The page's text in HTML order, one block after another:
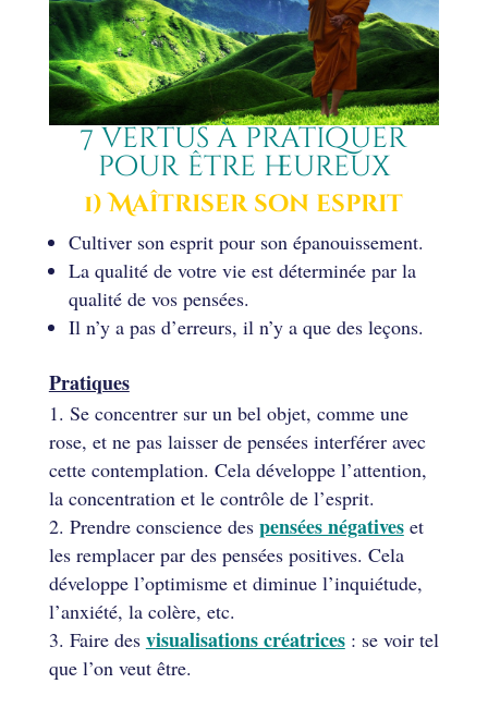
7 vertus à pratiquer
pour être heureux
1) Maîtriser son esprit
Cultiver son esprit pour son épanouissement.
La qualité de votre vie est déterminée par la
qualité de vos pensées.
Il n’y a pas d’erreurs, il n’y a que des leçons.
Pratiques
Se concentrer sur un bel objet, comme une
rose, et ne pas laisser de pensées interférer avec
cette contemplation. Cela développe l’attention,
la concentration et le contrôle de l’esprit.
Prendre conscience des pensées négativeset
les remplacer par des pensées positives. Cela
développe l’optimisme et diminue l’inquiétude,
l’anxiété, la colère, etc.
Faire des visualisations créatrices: se voir tel
que l’on veut être.